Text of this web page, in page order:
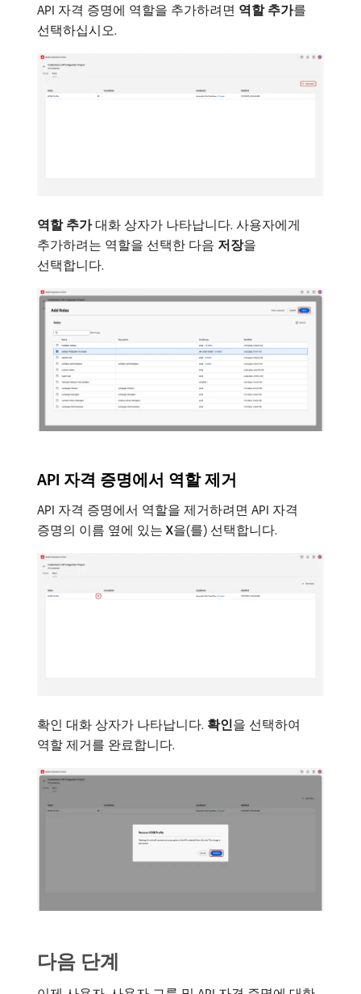
API 자격 증명에 역할을 추가하려면 역할 추가​를
선택하십시오.
역할 추가대화 상자가 나타납니다. 사용자에게
추가하려는 역할을 선택한 다음 저장​을
선택합니다.
API 자격 증명에서 역할 제거
API 자격 증명에서 역할을 제거하려면 API 자격
증명의 이름 옆에 있는 X​을(를) 선택합니다.
확인 대화 상자가 나타납니다. 확인​을 선택하여
역할 제거를 완료합니다.
다음 단계